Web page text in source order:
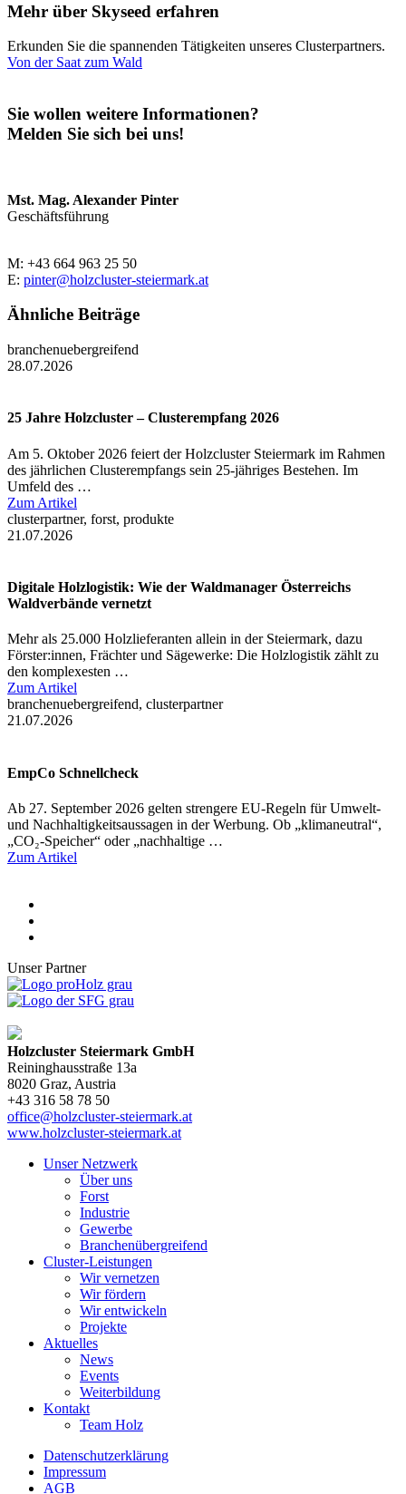
Mehr über Skyseed erfahren
Erkunden Sie die spannenden Tätigkeiten unseres Clusterpartners.
Von der Saat zum Wald
Sie wollen weitere Informationen?
Melden Sie sich bei uns!
Mst. Mag. Alexander Pinter
Geschäftsführung
M: +43 664 963 25 50
E: pinter@holzcluster-steiermark.at
Ähnliche Beiträge
branchenuebergreifend
28.07.2026
25 Jahre Holzcluster – Clusterempfang 2026
Am 5. Oktober 2026 feiert der Holzcluster Steiermark im Rahmen
des jährlichen Clusterempfangs sein 25-jähriges Bestehen. Im
Umfeld des …
Zum Artikel
clusterpartner, forst, produkte
21.07.2026
Digitale Holzlogistik: Wie der Waldmanager Österreichs
Waldverbände vernetzt
Mehr als 25.000 Holzlieferanten allein in der Steiermark, dazu
Förster:innen, Frächter und Sägewerke: Die Holzlogistik zählt zu
den komplexesten …
Zum Artikel
branchenuebergreifend, clusterpartner
21.07.2026
EmpCo Schnellcheck
Ab 27. September 2026 gelten strengere EU-Regeln für Umwelt-
und Nachhaltigkeitsaussagen in der Werbung. Ob „klimaneutral“,
„CO₂-Speicher“ oder „nachhaltige …
Zum Artikel
Unser Partner
Holzcluster Steiermark GmbH
Reininghausstraße 13a
8020 Graz, Austria
+43 316 58 78 50
office@holzcluster-steiermark.at
www.holzcluster-steiermark.at
Unser Netzwerk
Über uns
Forst
Industrie
Gewerbe
Branchenübergreifend
Cluster-Leistungen
Wir vernetzen
Wir fördern
Wir entwickeln
Projekte
Aktuelles
News
Events
Weiterbildung
Kontakt
Team Holz
Datenschutzerklärung
Impressum
AGB